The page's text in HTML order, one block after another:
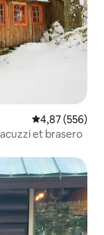
Évaluation
4,87 (556)
et brasero